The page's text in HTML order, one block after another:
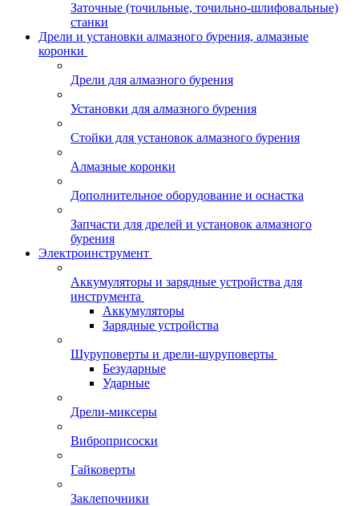
Заточные (точильные, точильно-шлифовальные)
станки
Дрели и установки алмазного бурения, алмазные
коронки
Дрели для алмазного бурения
Установки для алмазного бурения
Стойки для установок алмазного бурения
Алмазные коронки
Дополнительное оборудование и оснастка
Запчасти для дрелей и установок алмазного
бурения
Электроинструмент
Аккумуляторы и зарядные устройства для
инструмента
Аккумуляторы
Зарядные устройства
Шуруповерты и дрели-шуруповерты
Безударные
Ударные
Дрели-миксеры
Виброприсоски
Гайковерты
Заклепочники